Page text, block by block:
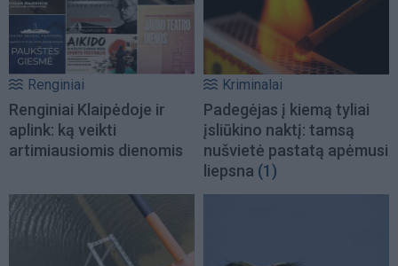
Renginiai
Renginiai Klaipėdoje ir
aplink: ką veikti
artimiausiomis dienomis
Kriminalai
Padegėjas į kiemą tyliai
įsliūkino naktį: tamsą
nušvietė pastatą apėmusi
liepsna (1)